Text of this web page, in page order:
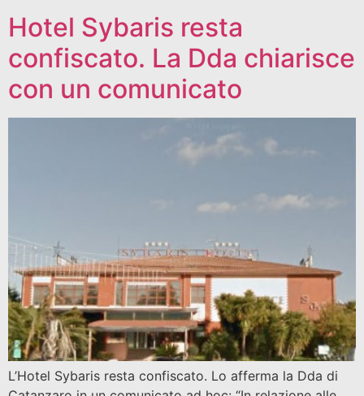
Hotel Sybaris resta
confiscato. La Dda chiarisce
con un comunicato
L’Hotel Sybaris resta confiscato. Lo afferma la Dda di